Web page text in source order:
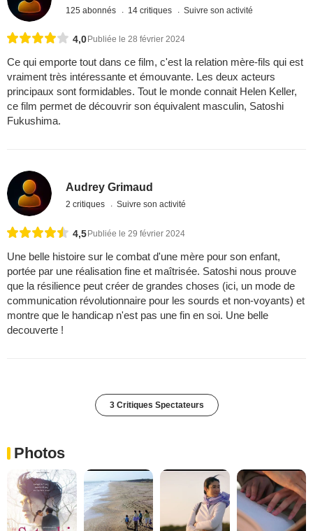
125 abonnés 14 critiques Suivre son activité
4,0 Publiée le 28 février 2024
Ce qui emporte tout dans ce film, c'est la relation mère-fils qui est
vraiment très intéressante et émouvante. Les deux acteurs
principaux sont formidables. Tout le monde connait Helen Keller,
ce film permet de découvrir son équivalent masculin, Satoshi
Fukushima.
Audrey Grimaud
2 critiques Suivre son activité
4,5Publiée le 29 février 2024
Une belle histoire sur le combat d'une mère pour son enfant,
portée par une réalisation fine et maîtrisée. Satoshi nous prouve
que la résilience peut créer de grandes choses (ici, un mode de
communication révolutionnaire pour les sourds et non-voyants) et
montre que le handicap n'est pas une fin en soi. Une belle
decouverte !
3 Critiques Spectateurs
Photos